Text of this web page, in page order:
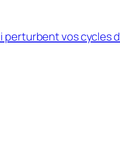
perturbent vos cycles